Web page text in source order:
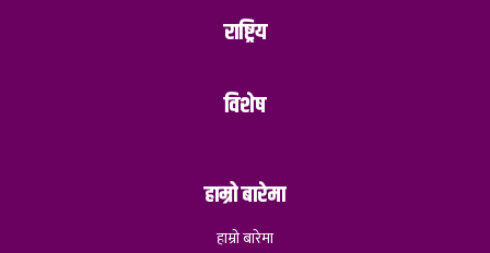
राष्ट्रिय
विशेष
हाम्रो बारेमा
हाम्रो बारेमा